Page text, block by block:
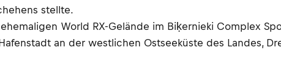
stellte.
World RX-Gelände im Biḳernieki Complex
an der westlichen Ostseeküste des Landes,